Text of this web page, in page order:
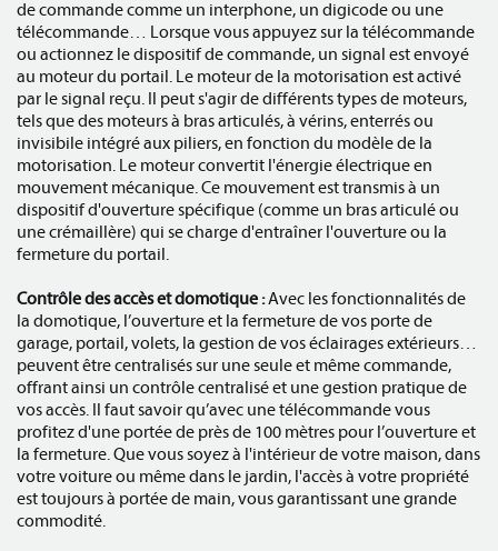
de commande comme un interphone, un digicode ou une
télécommande… Lorsque vous appuyez sur la télécommande
ou actionnez le dispositif de commande, un signal est envoyé
au moteur du portail. Le moteur de la motorisation est activé
par le signal reçu. Il peut s'agir de différents types de moteurs,
tels que des moteurs à bras articulés, à vérins, enterrés ou
invisibile intégré aux piliers, en fonction du modèle de la
motorisation. Le moteur convertit l'énergie électrique en
mouvement mécanique. Ce mouvement est transmis à un
dispositif d'ouverture spécifique (comme un bras articulé ou
une crémaillère) qui se charge d'entraîner l'ouverture ou la
fermeture du portail.
Contrôle des accès et domotique :Avec les fonctionnalités de
la domotique, l’ouverture et la fermeture de vos porte de
garage, portail, volets, la gestion de vos éclairages extérieurs…
peuvent être centralisés sur une seule et même commande,
offrant ainsi un contrôle centralisé et une gestion pratique de
vos accès. Il faut savoir qu’avec une télécommande vous
profitez d'une portée de près de 100 mètres pour l’ouverture et
la fermeture. Que vous soyez à l'intérieur de votre maison, dans
votre voiture ou même dans le jardin, l'accès à votre propriété
est toujours à portée de main, vous garantissant une grande
commodité.